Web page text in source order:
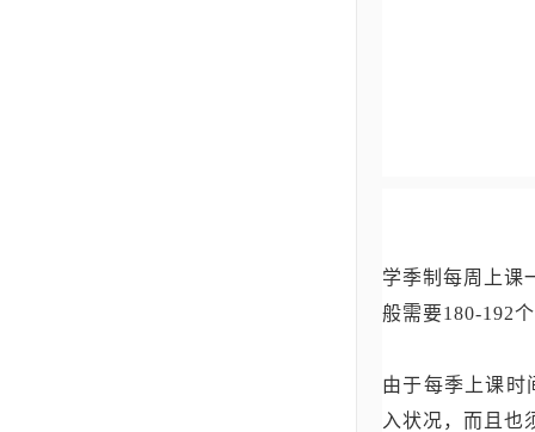
学季制每周上课
般需要180-192
由于每季上课时
入状况，而且也